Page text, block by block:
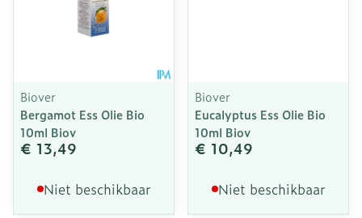
Biover
Bergamot Ess Olie Bio
10ml Biov
€ 13,49
Niet beschikbaar
Biover
Eucalyptus Ess Olie Bio
10ml Biov
€ 10,49
Niet beschikbaar